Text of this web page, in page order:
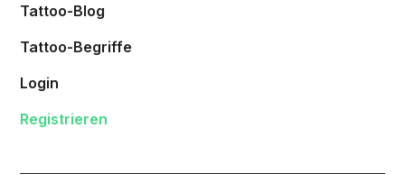
Tattoo-Blog
Tattoo-Begriffe
Login
Registrieren